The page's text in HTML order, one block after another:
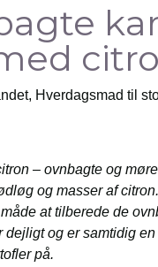
, Hverdagsmad til
–ovnbagte og
og masser af
at tilberede de
dejligt og er samtidig
på.